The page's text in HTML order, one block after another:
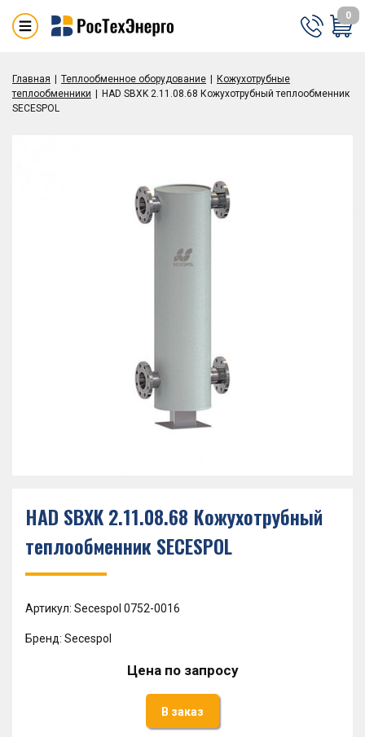
0
Главная Теплообменное оборудование
Кожухотрубные
теплообменники
HAD SBXK 2.11.08.68 Кожухотрубный теплообменник
SECESPOL
HAD SBXK 2.11.08.68 Кожухотрубный
теплообменник SECESPOL
Артикул: Secespol 0752-0016
Бренд: Secespol
Цена по запросу
В заказ